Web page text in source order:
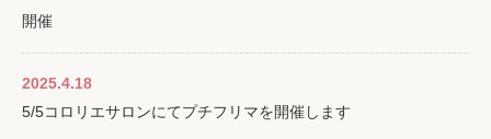
開催
2025.4.18
5/5コロリエサロンにてプチフリマを開催します